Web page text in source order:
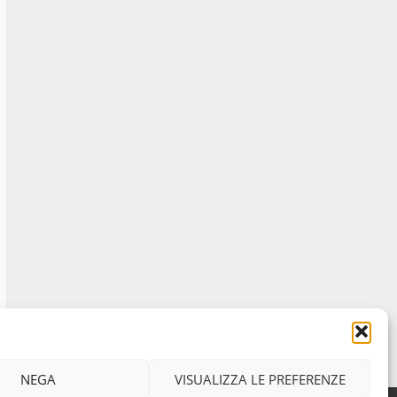
NEGA VISUALIZZA LE PREFERENZE